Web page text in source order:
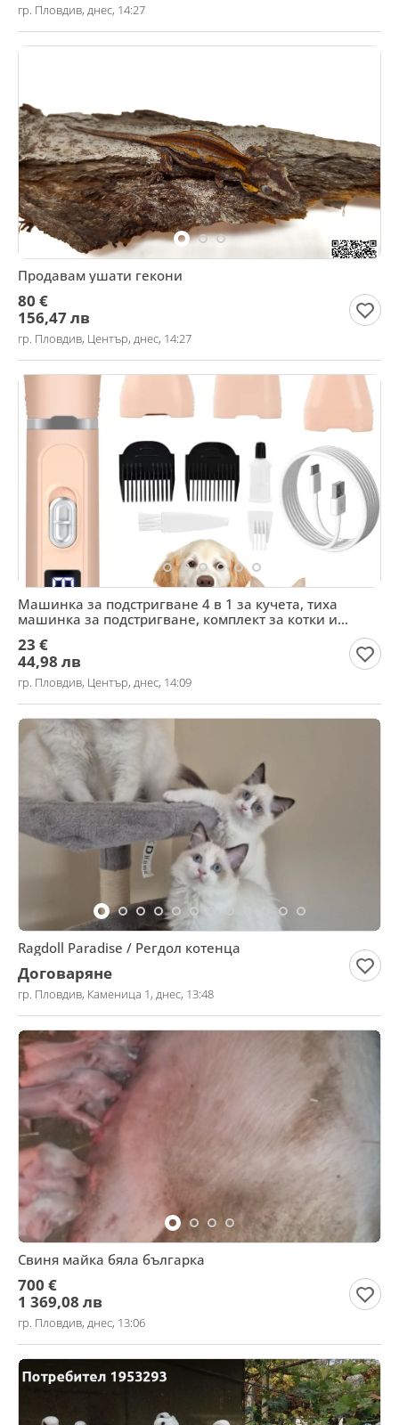
гр. Пловдив, днес, 14:27
Продавам ушати гекони
80 €
156,47 лв
гр. Пловдив, Център, днес, 14:27
Машинка за подстригване 4 в 1 за кучета, тиха
машинка за подстригване, комплект за котки и
23 €
44,98 лв
гр. Пловдив, Център, днес, 14:09
Ragdoll Paradise / Регдол котенца
Договаряне
гр. Пловдив, Каменица 1, днес, 13:48
Свиня майка бяла българка
700 €
1 369,08 лв
гр. Пловдив, днес, 13:06